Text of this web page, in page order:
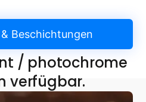
Beschichtungen
/ photochrome
verfügbar.